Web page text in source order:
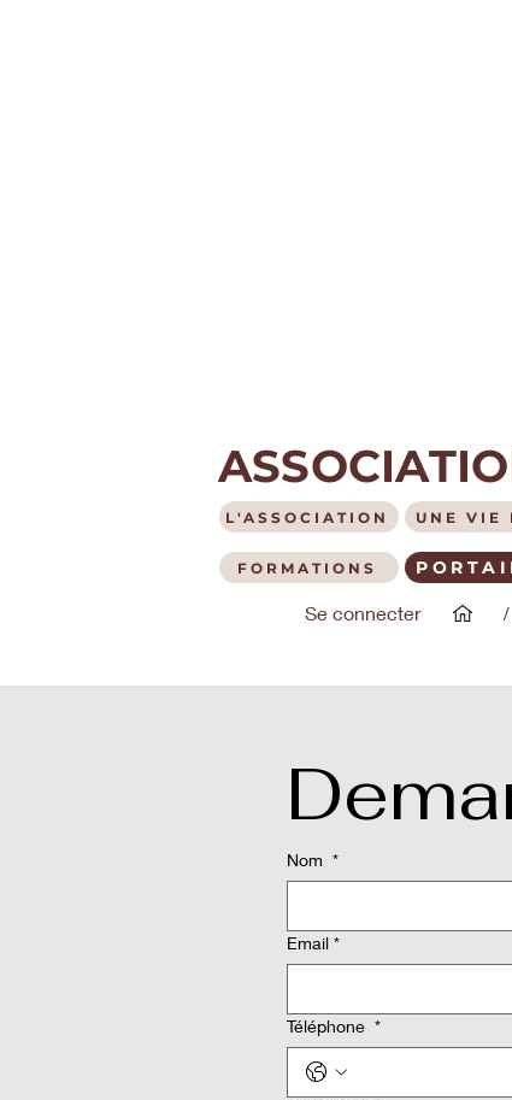
L'ASSOCIATION UNE VIE
FORMATIONS
Se connecter /
Nom *
Email *
Téléphone *